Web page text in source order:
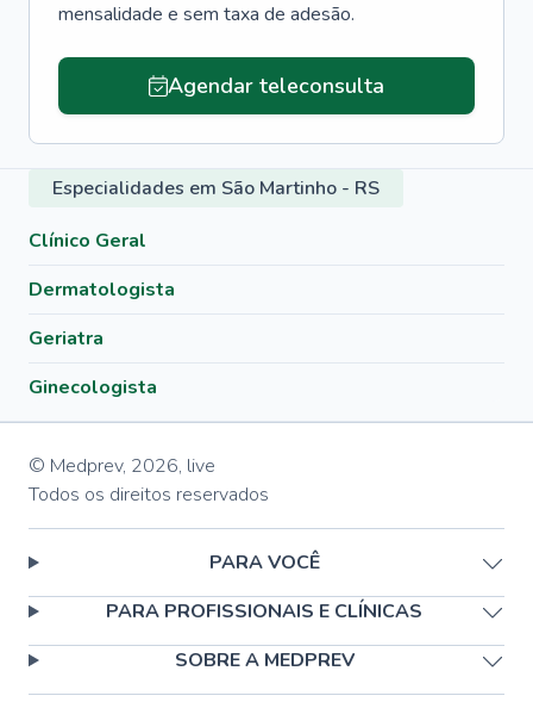
mensalidade e sem taxa de adesão.
Agendar teleconsulta
Especialidades em São Martinho - RS
Clínico Geral
Dermatologista
Geriatra
Ginecologista
© Medprev, 2026, live
Todos os direitos reservados
PARA VOCÊ
PARA PROFISSIONAIS E CLÍNICAS
SOBRE A MEDPREV